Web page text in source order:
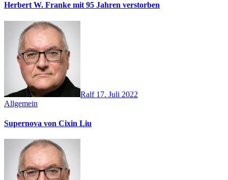
Herbert W. Franke mit 95 Jahren verstorben
Ralf 17. Juli 2022
Allgemein
Supernova von Cixin Liu